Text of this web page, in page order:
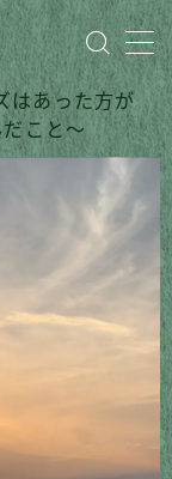
はあった方が
こと〜